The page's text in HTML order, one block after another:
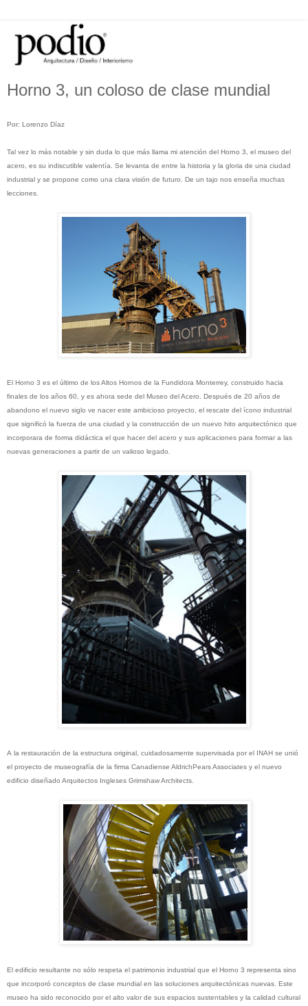
Horno 3, un coloso de clase mundial
Por: Lorenzo Díaz
Tal vez lo más notable y sin duda lo que más llama mi atención del Horno 3, el museo del
acero, es su indiscutible valentía. Se levanta de entre la historia y la gloria de una ciudad
industrial y se propone como una clara visión de futuro. De un tajo nos enseña muchas
lecciones.
El Horno 3 es el último de los Altos Hornos de la Fundidora Monterrey, construido hacia
finales de los años 60, y es ahora sede del Museo del Acero. Después de 20 años de
abandono el nuevo siglo ve nacer este ambicioso proyecto, el rescate del ícono industrial
que significó la fuerza de una ciudad y la construcción de un nuevo hito arquitectónico que
incorporara de forma didáctica el que hacer del acero y sus aplicaciones para formar a las
nuevas generaciones a partir de un valioso legado.
A la restauración de la estructura original, cuidadosamente supervisada por el INAH se unió
el proyecto de museografía de la firma Canadiense AldrichPears Associates y el nuevo
edificio diseñado Arquitectos Ingleses Grimshaw Architects.
El edificio resultante no sólo respeta el patrimonio industrial que el Horno 3 representa sino
que incorporó conceptos de clase mundial en las soluciones arquitectónicas nuevas. Este
museo ha sido reconocido por el alto valor de sus espacios sustentables y la calidad cultural